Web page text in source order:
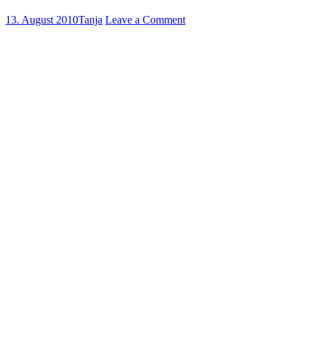
13. August 2010Tanja Leave a Comment